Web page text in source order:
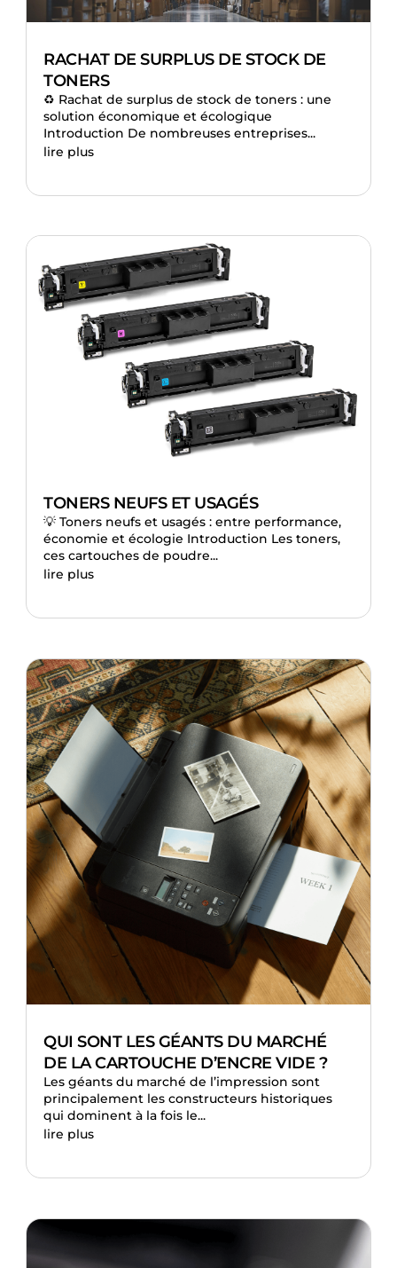
RACHAT DE SURPLUS DE STOCK DE
TONERS
♻️ Rachat de surplus de stock de toners : une
solution économique et écologique
Introduction De nombreuses entreprises...
lire plus
TONERS NEUFS ET USAGÉS
💡 Toners neufs et usagés : entre performance,
économie et écologie Introduction Les toners,
ces cartouches de poudre...
lire plus
QUI SONT LES GÉANTS DU MARCHÉ
DE LA CARTOUCHE D’ENCRE VIDE ?
Les géants du marché de l’impression sont
principalement les constructeurs historiques
qui dominent à la fois le...
lire plus